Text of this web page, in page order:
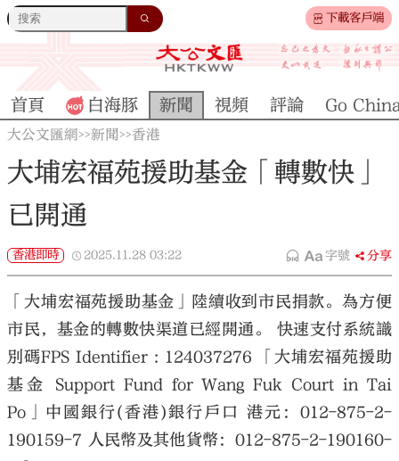
下載客戶端
首頁 白海豚 新聞 視頻 評論 Go
大公文匯網>>新聞>>香港
大埔宏福苑援助基金「轉數快」
已開通
香港即時 2025.11.28 03:22 字號 分享
「大埔宏福苑援助基金」陸續收到市民捐款。為方便
市民，基金的轉數快渠道已經開通。 快速支付系統識
別碼FPS Identifier : 124037276 「大埔宏福苑援助
基金 Support Fund for Wang Fuk Court in Tai
Po」中國銀行(香港)銀行戶口 港元：012-875-2-
190159-7 人民幣及其他貨幣：012-875-2-190160-